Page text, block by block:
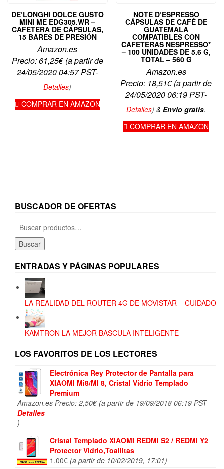
DE’LONGHI DOLCE GUSTO
MINI ME EDG305.WR –
CAFETERA DE CÁPSULAS,
15 BARES DE PRESIÓN
Amazon.es
Precio:61,25€(a partir de
24/05/2020 04:57 PST-
Detalles)
COMPRAR EN AMAZON
NOTE D’ESPRESSO
CÁPSULAS DE CAFÉ DE
GUATEMALA
COMPATIBLES CON
CAFETERAS NESPRESSO*
– 100 UNIDADES DE 5.6 G,
TOTAL – 560 G
Amazon.es
Precio: 18,51€(a partir de
24/05/2020 06:19 PST-
Detalles)&Envío gratis.
COMPRAR EN AMAZON
BUSCADOR DE OFERTAS
por:
Buscar
ENTRADAS Y PÁGINAS POPULARES
LA REALIDAD DEL ROUTER 4G DE MOVISTAR – CUIDADO
KAMTRON LA MEJOR BASCULA INTELIGENTE
LOS FAVORITOS DE LOS LECTORES
Electrónica Rey Protector de Pantalla para
XIAOMI Mi8/MI 8, Cristal Vidrio Templado
Premium
Amazon.es Precio: 2,50€ (a partir de 19/09/2018 06:19 PST-
Detalles
)
Cristal Templado XIAOMI REDMI S2 / REDMI Y2
Protector Vidrio,Toallitas
1,00€ (a partir de 10/02/2019, 17:01)